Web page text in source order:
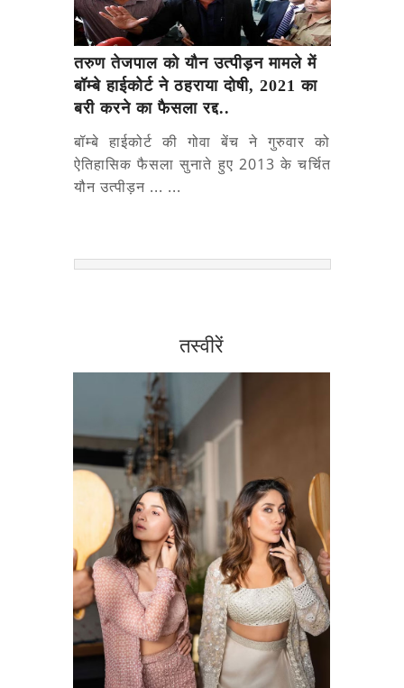
तरुण तेजपाल को यौन उत्पीड़न मामले में
बॉम्बे हाईकोर्ट ने ठहराया दोषी, 2021 का
बरी करने का फैसला रद्द..
बॉम्बे हाईकोर्ट की गोवा बेंच ने गुरुवार को
ऐतिहासिक फैसला सुनाते हुए 2013 के चर्चित
यौन उत्पीड़न ... ...
तस्वीरें